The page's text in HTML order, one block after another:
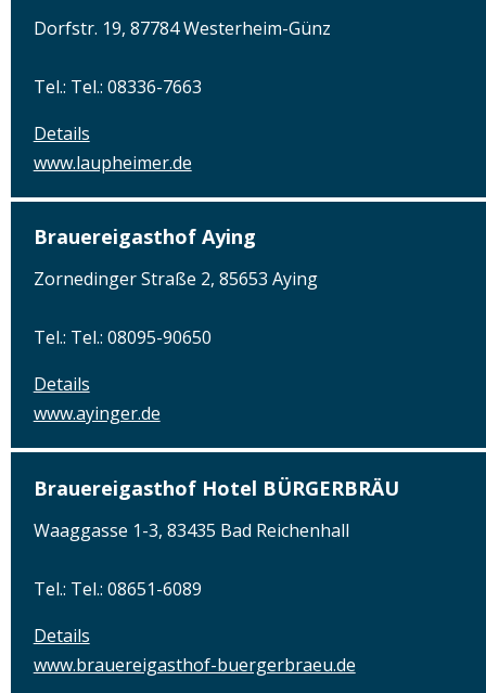
Dorfstr. 19, 87784 Westerheim-Günz
Tel.: Tel.: 08336-7663
Details
www.laupheimer.de
Brauereigasthof Aying
Zornedinger Straße 2, 85653 Aying
Tel.: Tel.: 08095-90650
Details
www.ayinger.de
Brauereigasthof Hotel BÜRGERBRÄU
Waaggasse 1-3, 83435 Bad Reichenhall
Tel.: Tel.: 08651-6089
Details
www.brauereigasthof-buergerbraeu.de